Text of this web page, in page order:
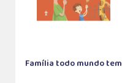
Família todo mundo tem